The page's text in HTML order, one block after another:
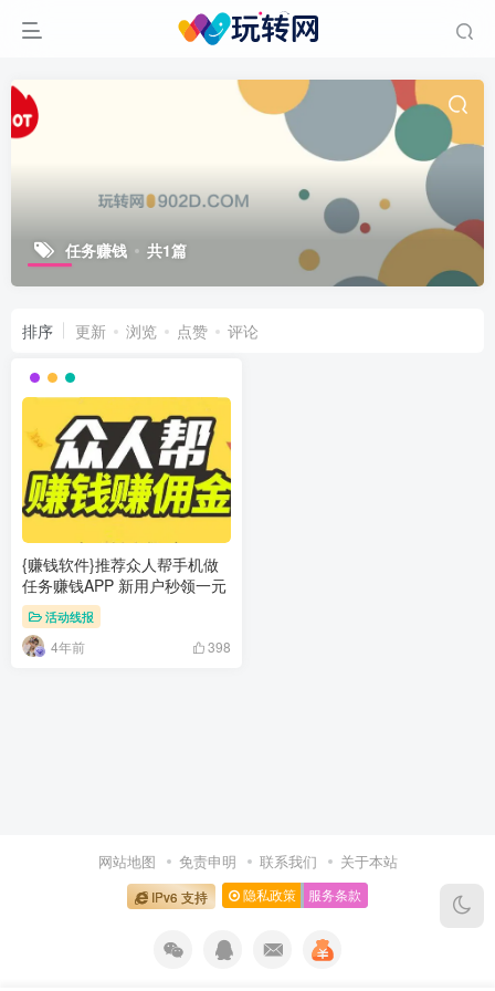
任务赚钱 共1篇
排序 更新 浏览 点赞 评论
{赚钱软件}推荐众人帮手机做
任务赚钱APP 新用户秒领一元
活动线报
4年前 398
网站地图 免责申明 联系我们 关于本站
IPv6 支持 隐私政策 服务条款